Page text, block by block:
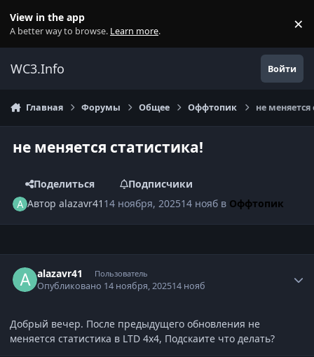
View in the app
A better way to browse. Learn more. ×
WC3.Info Войти
Главная Форумы Общее Оффтопик не меняется
не меняется статистика!
Поделиться
Подписчики
Авторalazavr41 14 ноября, 202514 нояб в Оффтопик
alazavr41 Пользователь
Опубликовано 14 ноября, 202514 нояб
Добрый вечер. После предыдущего обновления не
меняется статистика в LTD 4x4, Подскаите что делать?